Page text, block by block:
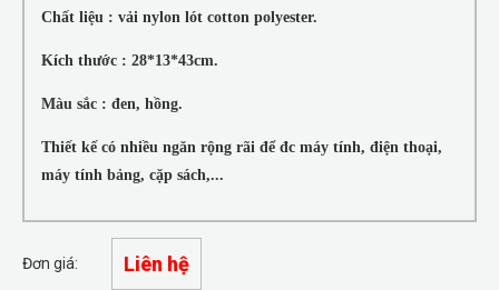
Chất liệu : vải nylon lót cotton polyester.
Kích thước : 28*13*43cm.
Màu sắc : đen, hồng.
Thiết kế có nhiều ngăn rộng rãi để đc máy tính, điện thoại,
máy tính bảng, cặp sách,...
Đơn giá: Liên hệ